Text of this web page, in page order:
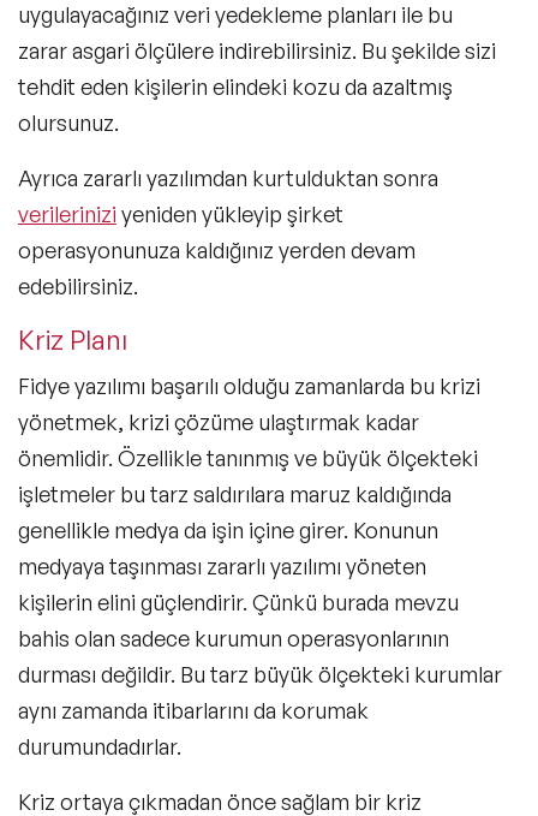
uygulayacağınız veri yedekleme planları ile bu
zarar asgari ölçülere indirebilirsiniz. Bu şekilde sizi
tehdit eden kişilerin elindeki kozu da azaltmış
olursunuz.
Ayrıca zararlı yazılımdan kurtulduktan sonra
verilerinizi yeniden yükleyip şirket
operasyonunuza kaldığınız yerden devam
edebilirsiniz.
Kriz Planı
Fidye yazılımı başarılı olduğu zamanlarda bu krizi
yönetmek, krizi çözüme ulaştırmak kadar
önemlidir. Özellikle tanınmış ve büyük ölçekteki
işletmeler bu tarz saldırılara maruz kaldığında
genellikle medya da işin içine girer. Konunun
medyaya taşınması zararlı yazılımı yöneten
kişilerin elini güçlendirir. Çünkü burada mevzu
bahis olan sadece kurumun operasyonlarının
durması değildir. Bu tarz büyük ölçekteki kurumlar
aynı zamanda itibarlarını da korumak
durumundadırlar.
Kriz ortaya çıkmadan önce sağlam bir kriz